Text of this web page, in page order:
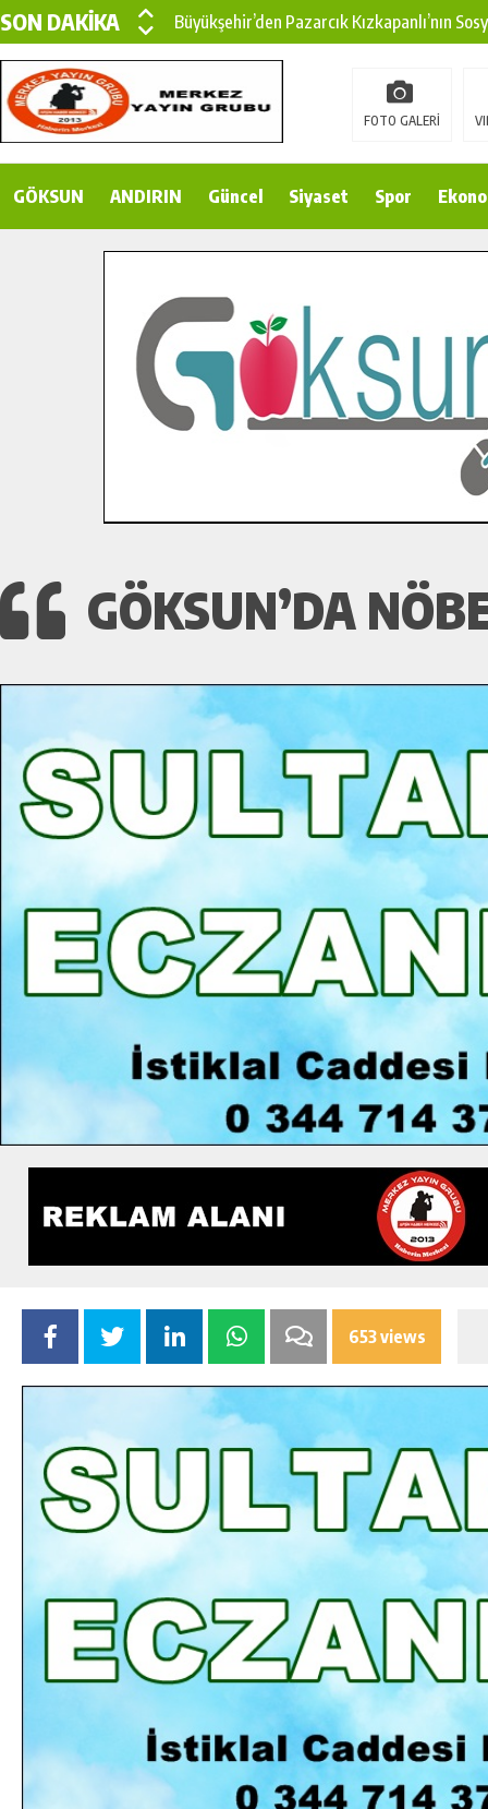
SON DAKİKA
Büyükşehir’den Pazarcık Kızkapanlı’nın
Büyükşehir’den Pazarcık Kırsalına Modern
Çin’den KSÜ’ye Uluslararası Başarı:
Gençler Pusula Maraş Kampında Yeni
İlçe Jandarma Komutanı Karakaya’dan
Bertiz’in Yeni Köprüsünde Sona Doğru.
FOTO GALERİ
GÖKSUN ANDIRIN Güncel Siyaset Spor
GÖKSUN’DA
653 views
GÖKSUN HAFIZLIK KIZ KUR’AN KURSU